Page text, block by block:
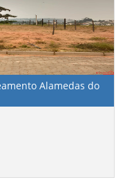
Alamedas do